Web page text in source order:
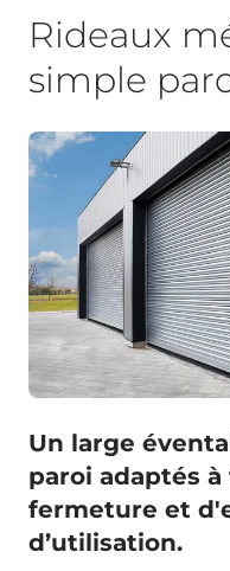
Rideaux
simple
Un large
paroi adaptés
fermeture et
d’utilisation.